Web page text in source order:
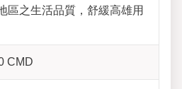
區之生活品質，舒緩高雄用
CMD